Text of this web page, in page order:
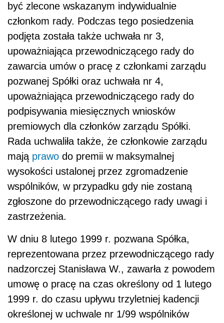
być zlecone wskazanym indywidualnie
członkom rady. Podczas tego posiedzenia
podjęta została także uchwała nr 3,
upoważniająca przewodniczącego rady do
zawarcia umów o pracę z członkami zarządu
pozwanej Spółki oraz uchwała nr 4,
upoważniająca przewodniczącego rady do
podpisywania miesięcznych wniosków
premiowych dla członków zarządu Spółki.
Rada uchwaliła także, że członkowie zarządu
mają prawo do premii w maksymalnej
wysokości ustalonej przez zgromadzenie
wspólników, w przypadku gdy nie zostaną
zgłoszone do przewodniczącego rady uwagi i
zastrzeżenia.
W dniu 8 lutego 1999 r. pozwana Spółka,
reprezentowana przez przewodniczącego rady
nadzorczej Stanisława W., zawarła z powodem
umowę o pracę na czas określony od 1 lutego
1999 r. do czasu upływu trzyletniej kadencji
określonej w uchwale nr 1/99 wspólników